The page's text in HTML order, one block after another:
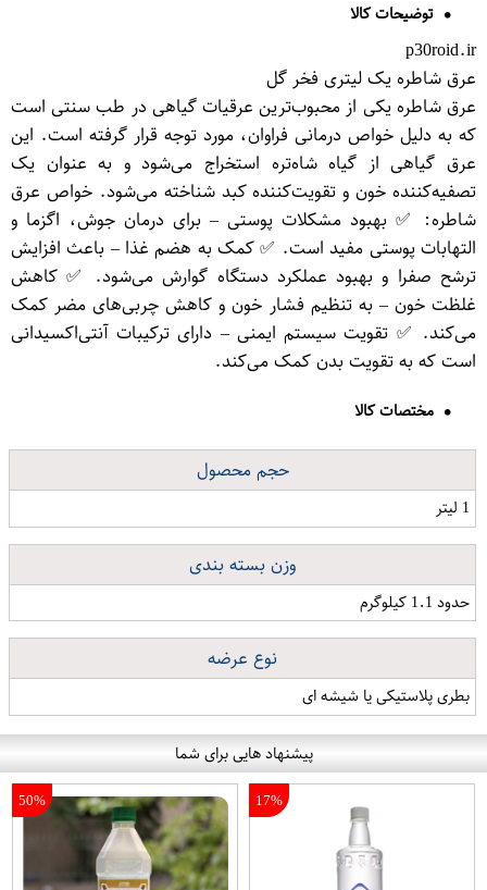
توضیحات کالا
p30roid.ir
عرق شاطره یک لیتری فخر گل
عرق شاطره یکی از محبوب‌ترین عرقیات گیاهی در طب سنتی است
که به دلیل خواص درمانی فراوان، مورد توجه قرار گرفته است. این
عرق گیاهی از گیاه شاه‌تره استخراج می‌شود و به عنوان یک
تصفیه‌کننده خون و تقویت‌کننده کبد شناخته می‌شود. خواص عرق
شاطره: ✅ بهبود مشکلات پوستی – برای درمان جوش، اگزما و
التهابات پوستی مفید است. ✅ کمک به هضم غذا – باعث افزایش
ترشح صفرا و بهبود عملکرد دستگاه گوارش می‌شود. ✅ کاهش
غلظت خون – به تنظیم فشار خون و کاهش چربی‌های مضر کمک
می‌کند. ✅ تقویت سیستم ایمنی – دارای ترکیبات آنتی‌اکسیدانی
است که به تقویت بدن کمک می‌کند.
مختصات کالا
حجم محصول
1 لیتر
وزن بسته بندی
حدود 1.1 کیلوگرم
نوع عرضه
بطری پلاستیکی یا شیشه ای
پیشنهاد هایی برای شما
17%
50%